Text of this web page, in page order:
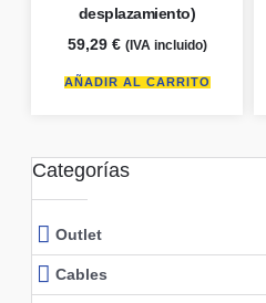
Categorías
Outlet
Cables
desplazamiento)
59,29 € (IVA incluido)
AÑADIR AL CARRITO